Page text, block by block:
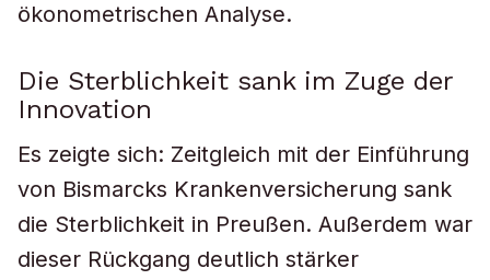
ökonometrischen Analyse.
Die Sterblichkeit sank im Zuge der
Innovation
Es zeigte sich: Zeitgleich mit der Einführung
von Bismarcks Krankenversicherung sank
die Sterblichkeit in Preußen. Außerdem war
dieser Rückgang deutlich stärker